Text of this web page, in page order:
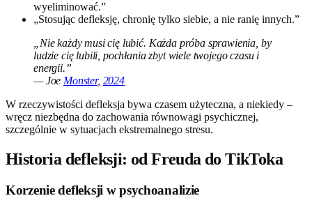
wyeliminować.”
„Stosując defleksję, chronię tylko siebie, a nie ranię innych.”
„Nie każdy musi cię lubić. Każda próba sprawienia, by
ludzie cię lubili, pochłania zbyt wiele twojego czasu i
energii.”
— Joe Monster, 2024
W rzeczywistości defleksja bywa czasem użyteczna, a niekiedy –
wręcz niezbędna do zachowania równowagi psychicznej,
szczególnie w sytuacjach ekstremalnego stresu.
Historia defleksji: od Freuda do TikToka
Korzenie defleksji w psychoanalizie